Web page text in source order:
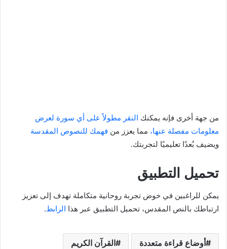
من جهة أخرى فإنه يمكنك النقر مطولاً على أي سورة لعرض
معلومات مفصلة عنها، مما يعزز من فهمك للنصوص المقدسة
ويضيف بُعدًا تعليميًا لتجربتك.
تحميل التطبيق
يمكن للراغبين في خوض تجربة روحانية متكاملة تهدف إلى تعزيز
ارتباطك بالنص المقدس، تحميل التطبيق عبر هذا الرابط.
أوضاع قراءة متعددة القرآن الكريم